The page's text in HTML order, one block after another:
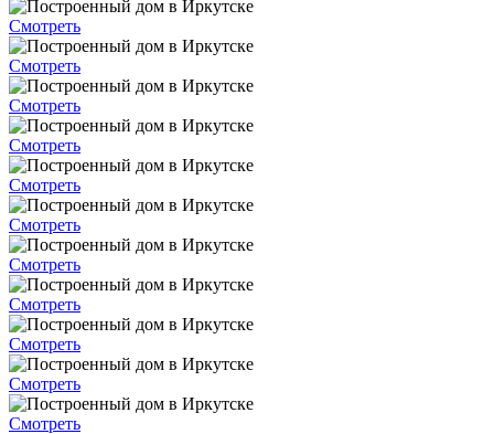
Смотреть
Смотреть
Смотреть
Смотреть
Смотреть
Смотреть
Смотреть
Смотреть
Смотреть
Смотреть
Смотреть